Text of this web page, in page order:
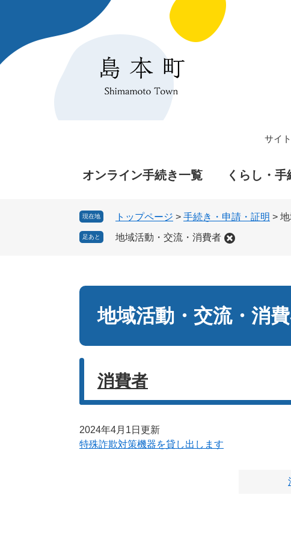
先
を
サイ
オンライン手続き一覧 くらし・手
現在地 トップページ > 手続き・申請・証明 >
足あと 地域活動・交流・消費者
地域活動・交流・消
消費者
2024年4月1日更新
特殊詐欺対策機器を貸し出します